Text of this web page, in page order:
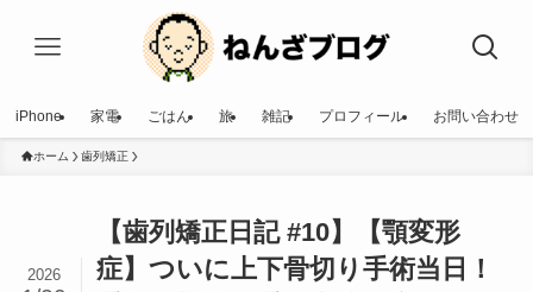
iPhone 家電 ごはん 旅 雑記 プロフィール お問い合わせ
ホーム 歯列矯正
【歯列矯正日記 #10】【顎変形
症】ついに上下骨切り手術当日！
2026